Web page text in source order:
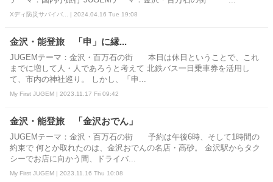
Xディ防災サバイバ... | 2024.04.16 Tue 19:08
金沢・能登旅 「申」に縁...
JUGEMテーマ：金沢・百万石の街 本日は休日ということで、これ
までに増して人・人であろうと考えて 北鉄バス一日乗車券を活用し
て、市内の神社巡り。 しかし、「申...
My First JUGEM | 2023.11.17 Fri 09:42
金沢・能登旅 「金沢おでん」
JUGEMテーマ：金沢・百万石の街 予約は午後6時、そして1時間の
約束で 何とか取れたのは、金沢おでんの名店・高砂。 金沢駅からタク
シーでお店に向かう間、ドライバ...
My First JUGEM | 2023.11.16 Thu 10:08